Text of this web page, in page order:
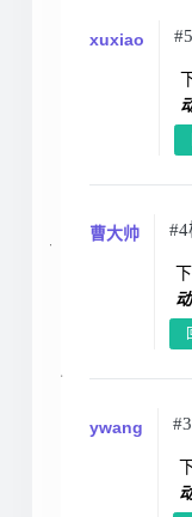
xuxiao
曹大帅 #4
ywang